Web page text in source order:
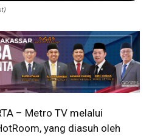
– Metro TV melalui
yang diasuh oleh